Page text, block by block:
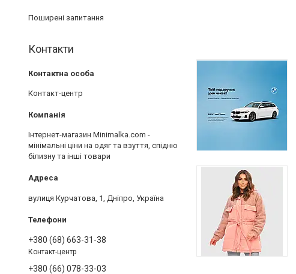
Поширені запитання
Контакти
Контакт-центр
Інтернет-магазин Minimalka.com -
мінімальні ціни на одяг та взуття, спідню
білизну та інші товари
вулиця Курчатова, 1, Дніпро, Україна
+380 (68) 663-31-38
Контакт-центр
+380 (66) 078-33-03